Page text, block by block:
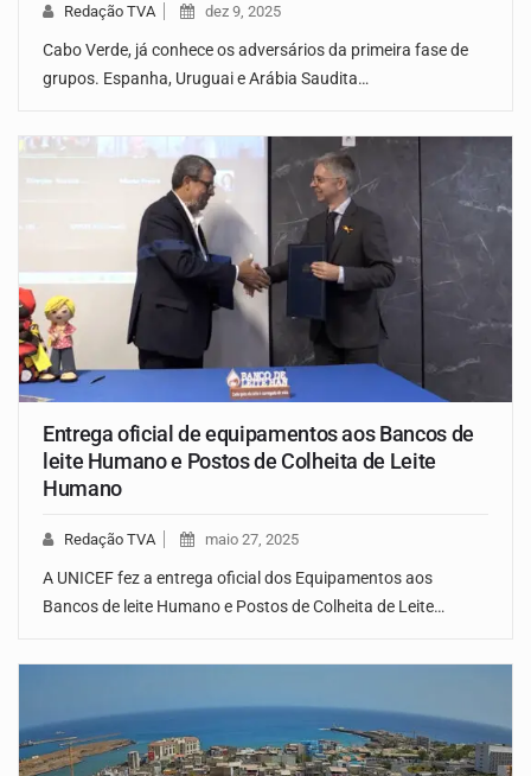
Redação TVA dez 9, 2025
Cabo Verde, já conhece os adversários da primeira fase de
grupos. Espanha, Uruguai e Arábia Saudita…
Entrega oficial de equipamentos aos Bancos de
leite Humano e Postos de Colheita de Leite
Humano
Redação TVA maio 27, 2025
A UNICEF fez a entrega oficial dos Equipamentos aos
Bancos de leite Humano e Postos de Colheita de Leite…